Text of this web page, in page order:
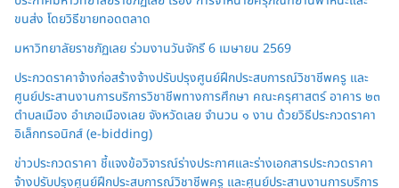
ขนส่ง โดยวิธีขายทอดตลาด
มหาวิทยาลัยราชภัฏเลย ร่วมงานวันจักรี 6 เมษายน 2569
ประกวดราคาจ้างก่อสร้างจ้างปรับปรุงศูนย์ฝึกประสบการณ์วิชาชีพครู และ
ศูนย์ประสานงานการบริการวิชาชีพทางการศึกษา คณะครุศาสตร์ อาคาร ๒๓
ตำบลเมือง อำเภอเมืองเลย จังหวัดเลย จำนวน ๑ งาน ด้วยวิธีประกวดราคา
อิเล็กทรอนิกส์ (e-bidding)
ข่าวประกวดราคา ชี้แจงข้อวิจารณ์ร่างประกาศและร่างเอกสารประกวดราคา
จ้างปรับปรุงศูนย์ฝึกประสบการณ์วิชาชีพครู และศูนย์ประสานงานการบริการ